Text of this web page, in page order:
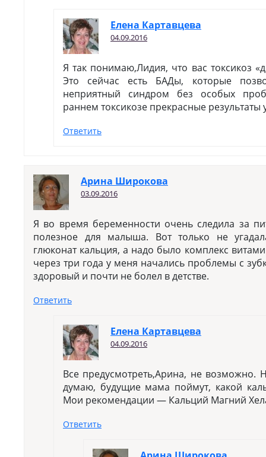
Елена Картавцева
04.09.2016
Я так понимаю,Лидия, что вас токсикоз
Это сейчас есть БАДы, которые
неприятный синдром без особых
раннем токсикозе прекрасные результаты
Ответить
Арина Широкова
03.09.2016
Я во время беременности очень следила за
полезное для малыша. Вот только не
глюконат кальция, а надо было комплекс
через три года у меня начались проблемы с
здоровый и почти не болел в детстве.
Ответить
Елена Картавцева
04.09.2016
Все предусмотреть,Арина, не
думаю, будущие мама поймут, какой
Мои рекомендации — Кальций Магний
Ответить